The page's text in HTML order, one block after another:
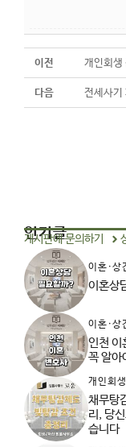
이전 개인회생
다음 전세사기
인기글
게시판에 문의하기
이혼·상
이혼상
이혼·상
인천 이
꼭 알아
개인회
채무탕
리, 당
습니다